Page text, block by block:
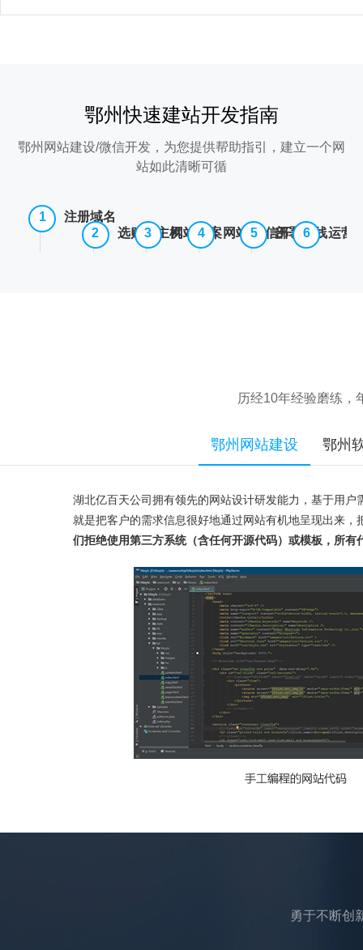
鄂州快速建站开发指南
鄂州网站建设/微信开发，为您提供帮助指引，建立一个网
站如此清晰可循
注册域名
选购云主机网站备案 网站/微信开发
部署上线运营
历经10年经验磨练，
鄂州网站建设 鄂州
湖北亿百天公司拥有领先的网站设计研发能力，基于用
就是把客户的需求信息很好地通过网站有机地呈现出来
们拒绝使用第三方系统（含任何开源代码）或模板，所
勇于不断创